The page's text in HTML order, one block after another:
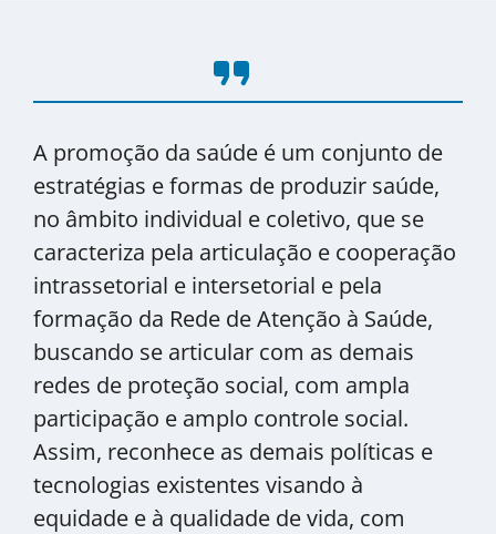
format_quote
A promoção da saúde é um conjunto de
estratégias e formas de produzir saúde,
no âmbito individual e coletivo, que se
caracteriza pela articulação e cooperação
intrassetorial e intersetorial e pela
formação da Rede de Atenção à Saúde,
buscando se articular com as demais
redes de proteção social, com ampla
participação e amplo controle social.
Assim, reconhece as demais políticas e
tecnologias existentes visando à
equidade e à qualidade de vida, com